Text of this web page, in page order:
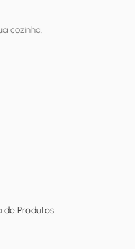
cozinha.
de Produtos